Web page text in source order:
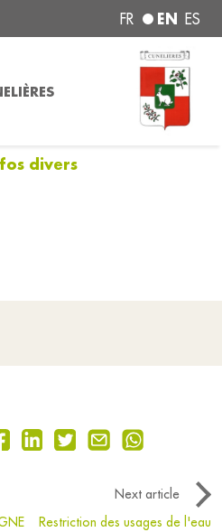
FR EN ES
divers
Next article
Restriction des usages de l'eau